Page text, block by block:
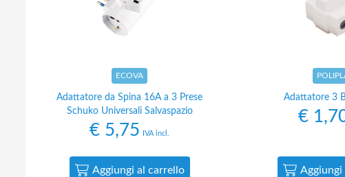
ECOVA
Adattatore da Spina 16A a 3 Prese
Schuko Universali Salvaspazio
€ 5,75 IVA incl.
Aggiungi al carrello
Adattatore 3
€